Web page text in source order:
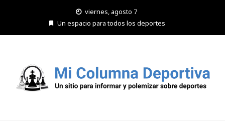
viernes, agosto 7
Un espacio para todos los deportes